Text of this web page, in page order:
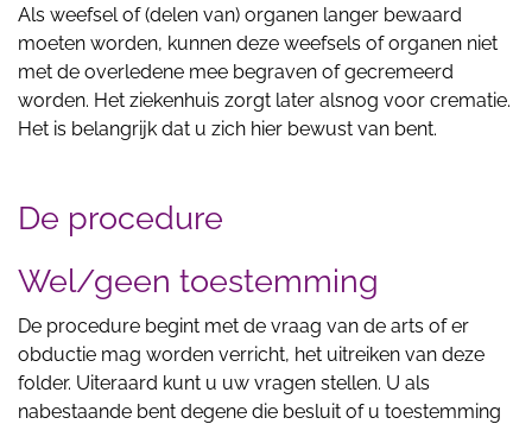
Als weefsel of (delen van) organen langer bewaard
moeten worden, kunnen deze weefsels of organen niet
met de overledene mee begraven of gecremeerd
worden. Het ziekenhuis zorgt later alsnog voor crematie.
Het is belangrijk dat u zich hier bewust van bent.
De procedure
Wel/geen toestemming
De procedure begint met de vraag van de arts of er
obductie mag worden verricht, het uitreiken van deze
folder. Uiteraard kunt u uw vragen stellen. U als
nabestaande bent degene die besluit of u toestemming